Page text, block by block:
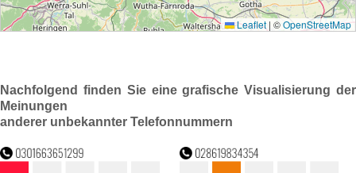
Nachfolgend finden Sie eine grafische Visualisierung der
Meinungen
anderer unbekannter Telefonnummern